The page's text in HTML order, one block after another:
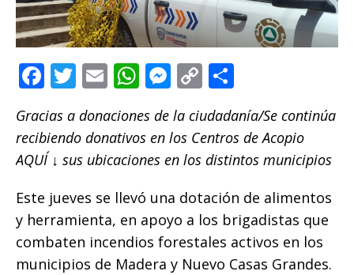
F
c
e
b
o
o
k
T
w
it
te
r
E
ai
l
W
at
s
A
p
p
M
e
ss
e
n
g
e
r
C
o
p
y
Li
n
k
m
p
ar
ti
r
Gracias a donaciones de la ciudadanía/Se continúa
recibiendo donativos en los Centros de Acopio
AQUÍ ↓ sus ubicaciones en los distintos municipios
Este jueves se llevó una dotación de alimentos
y herramienta, en apoyo a los brigadistas que
combaten incendios forestales activos en los
municipios de Madera y Nuevo Casas Grandes.